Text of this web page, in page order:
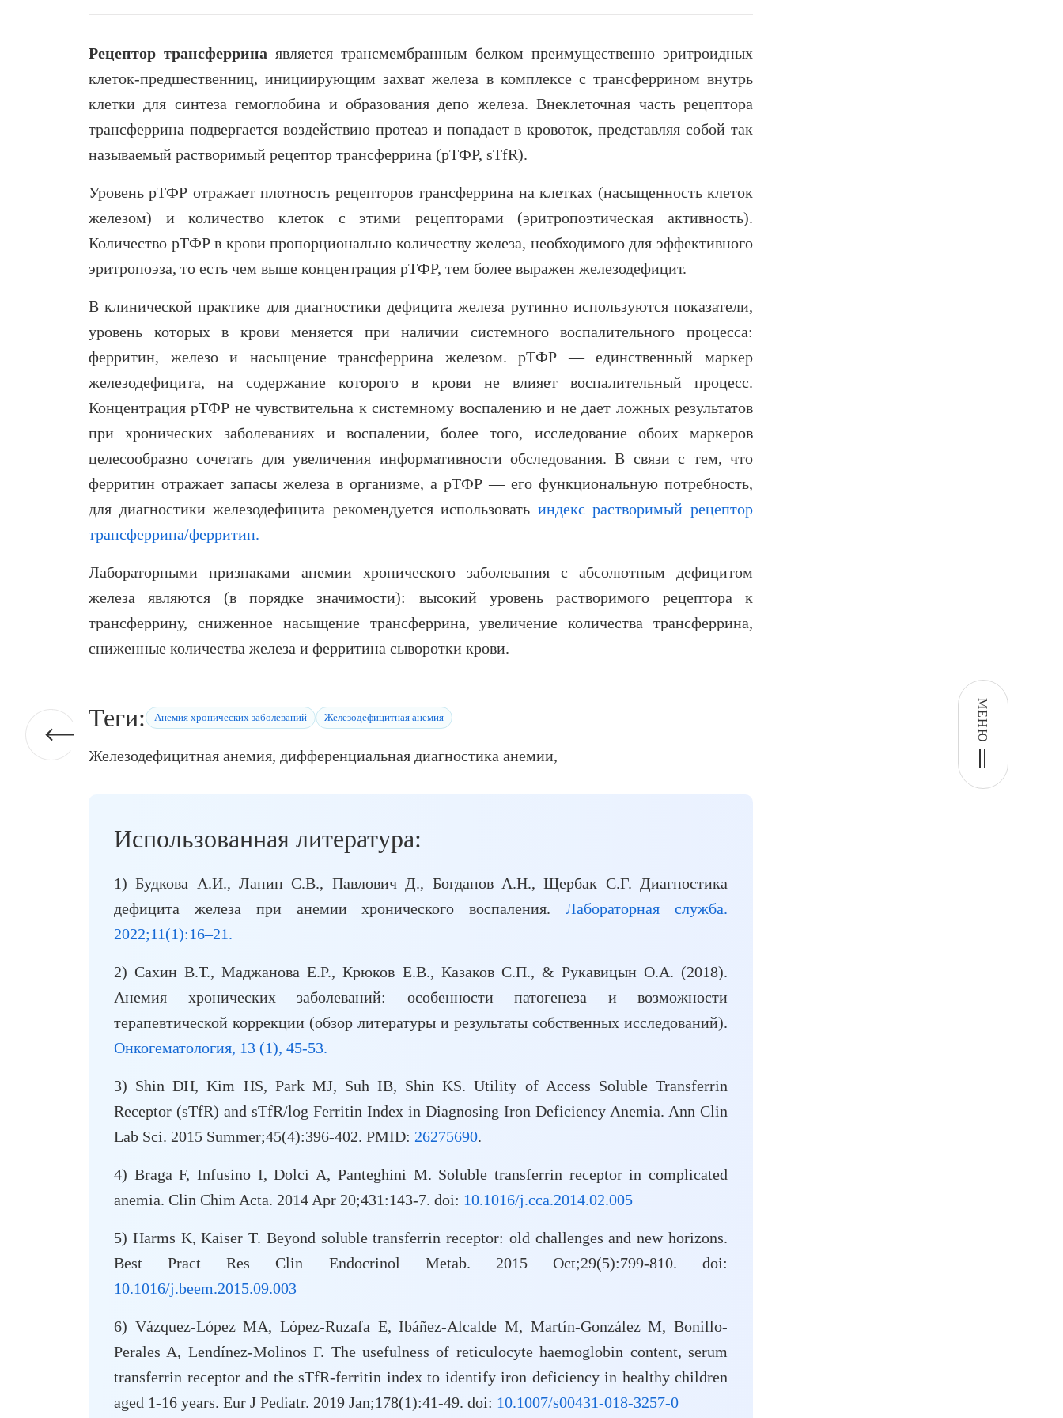
Рецептор трансферрина является трансмембранным белком преимущественно эритроидных
клеток-предшественниц, инициирующим захват железа в комплексе с трансферрином внутрь
клетки для синтеза гемоглобина и образования депо железа. Внеклеточная часть рецептора
трансферрина подвергается воздействию протеаз и попадает в кровоток, представляя собой так
называемый растворимый рецептор трансферрина (рТФР, sTfR).
Уровень рТФР отражает плотность рецепторов трансферрина на клетках (насыщенность клеток
железом) и количество клеток с этими рецепторами (эритропоэтическая активность).
Количество рТФР в крови пропорционально количеству железа, необходимого для эффективного
эритропоэза, то есть чем выше концентрация рТФР, тем более выражен железодефицит.
В клинической практике для диагностики дефицита железа рутинно используются показатели,
уровень которых в крови меняется при наличии системного воспалительного процесса:
ферритин, железо и насыщение трансферрина железом. рТФР — единственный маркер
железодефицита, на содержание которого в крови не влияет воспалительный процесс.
Концентрация рТФР не чувствительна к системному воспалению и не дает ложных результатов
при хронических заболеваниях и воспалении, более того, исследование обоих маркеров
целесообразно сочетать для увеличения информативности обследования. В связи с тем, что
ферритин отражает запасы железа в организме, а рТФР — его функциональную потребность,
для диагностики железодефицита рекомендуется использовать индекс растворимый рецептор
трансферрина/ферритин.
Лабораторными признаками анемии хронического заболевания с абсолютным дефицитом
железа являются (в порядке значимости): высокий уровень растворимого рецептора к
трансферрину, сниженное насыщение трансферрина, увеличение количества трансферрина,
сниженные количества железа и ферритина сыворотки крови.
Теги: Анемия хронических заболеваний Железодефицитная анемия
Железодефицитная анемия, дифференциальная диагностика анемии,
Использованная литература:
1) Будкова А.И., Лапин С.В., Павлович Д., Богданов А.Н., Щербак С.Г. Диагностика
дефицита железа при анемии хронического воспаления.Лабораторная служба.
2022;11(1):16–21.
2) Сахин В.Т., Маджанова Е.Р., Крюков Е.В., Казаков С.П., & Рукавицын О.А. (2018).
Анемия хронических заболеваний: особенности патогенеза и возможности
терапевтической коррекции (обзор литературы и результаты собственных исследований).
Онкогематология, 13 (1), 45-53.
3) Shin DH, Kim HS, Park MJ, Suh IB, Shin KS. Utility of Access Soluble Transferrin
Receptor (sTfR) and sTfR/log Ferritin Index in Diagnosing Iron Deficiency Anemia. Ann Clin
Lab Sci. 2015 Summer;45(4):396-402. PMID: 26275690.
4) Braga F, Infusino I, Dolci A, Panteghini M. Soluble transferrin receptor in complicated
anemia. Clin Chim Acta. 2014 Apr 20;431:143-7. doi: 10.1016/j.cca.2014.02.005
5) Harms K, Kaiser T. Beyond soluble transferrin receptor: old challenges and new horizons.
Best Pract Res Clin Endocrinol Metab. 2015 Oct;29(5):799-810. doi:
10.1016/j.beem.2015.09.003
6) Vázquez-López MA, López-Ruzafa E, Ibáñez-Alcalde M, Martín-González M, Bonillo-
Perales A, Lendínez-Molinos F. The usefulness of reticulocyte haemoglobin content, serum
transferrin receptor and the sTfR-ferritin index to identify iron deficiency in healthy children
aged 1-16 years. Eur J Pediatr. 2019 Jan;178(1):41-49. doi: 10.1007/s00431-018-3257-0
МЕНЮ